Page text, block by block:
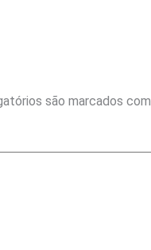
são marcados com